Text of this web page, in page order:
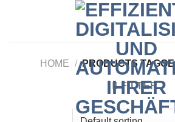
HOME / PRODUCTS
FILTER